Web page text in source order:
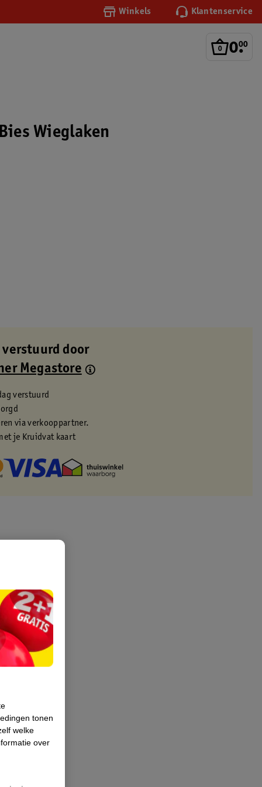
Winkels Klantenservice
0.
00
Wieglaken
door
Megastore
verstuurd
via verkooppartner.
je Kruidvat kaart
tonen
welke
over